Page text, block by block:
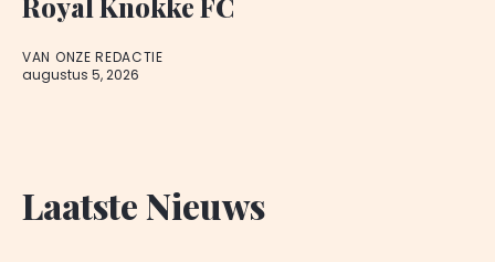
VAN ONZE REDACTIE
augustus 5, 2026
Laatste Nieuws